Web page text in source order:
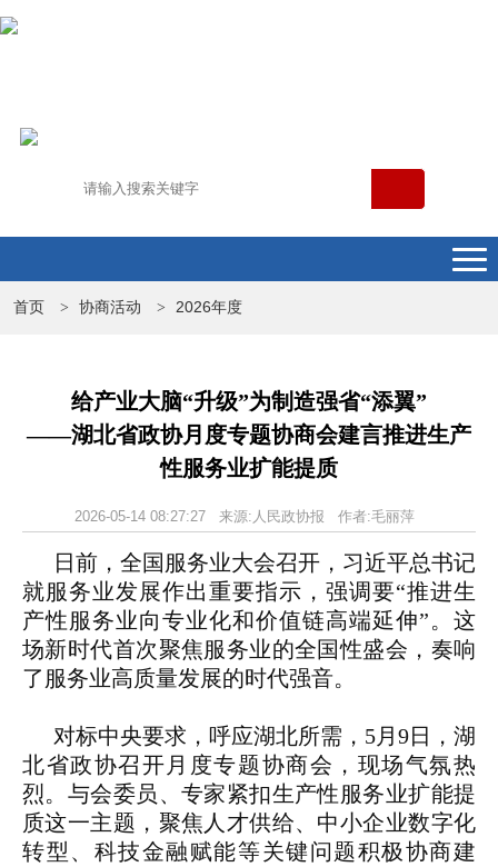
首页 > 协商活动 > 2026年度
给产业大脑“升级”为制造强省“添翼”
——湖北省政协月度专题协商会建言推进生产
性服务业扩能提质
2026-05-14 08:27:27 来源:人民政协报 作者:毛丽萍
日前，全国服务业大会召开，习近平总书记
就服务业发展作出重要指示，强调要“推进生
产性服务业向专业化和价值链高端延伸”。这
场新时代首次聚焦服务业的全国性盛会，奏响
了服务业高质量发展的时代强音。
对标中央要求，呼应湖北所需，5月9日，湖
北省政协召开月度专题协商会，现场气氛热
烈。与会委员、专家紧扣生产性服务业扩能提
质这一主题，聚焦人才供给、中小企业数字化
转型、科技金融赋能等关键问题积极协商建